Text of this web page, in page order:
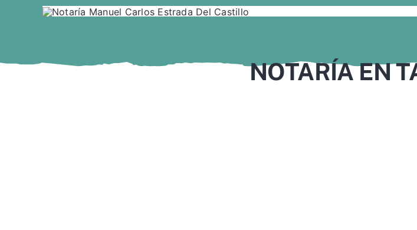
NOTARÍA EN